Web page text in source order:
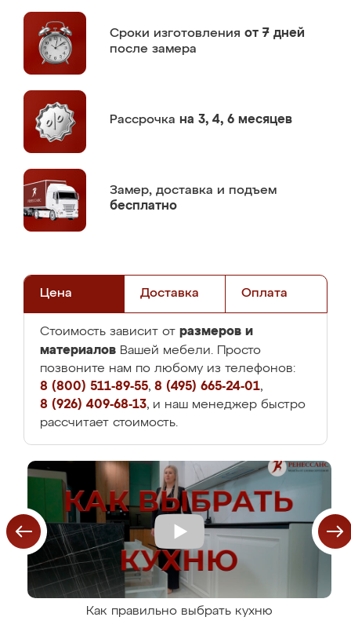
Сроки изготовления от 7 дней
после замера
Рассрочка на 3, 4, 6 месяцев
Замер, доставка и подъем
бесплатно
Цена Доставка Оплата
Стоимость зависит от размеров и
материалов Вашей мебели. Просто
позвоните нам по любому из телефонов:
8 (800) 511-89-55, 8 (495) 665-24-01,
8 (926) 409-68-13, и наш менеджер быстро
рассчитает стоимость.
Как правильно выбрать кухню